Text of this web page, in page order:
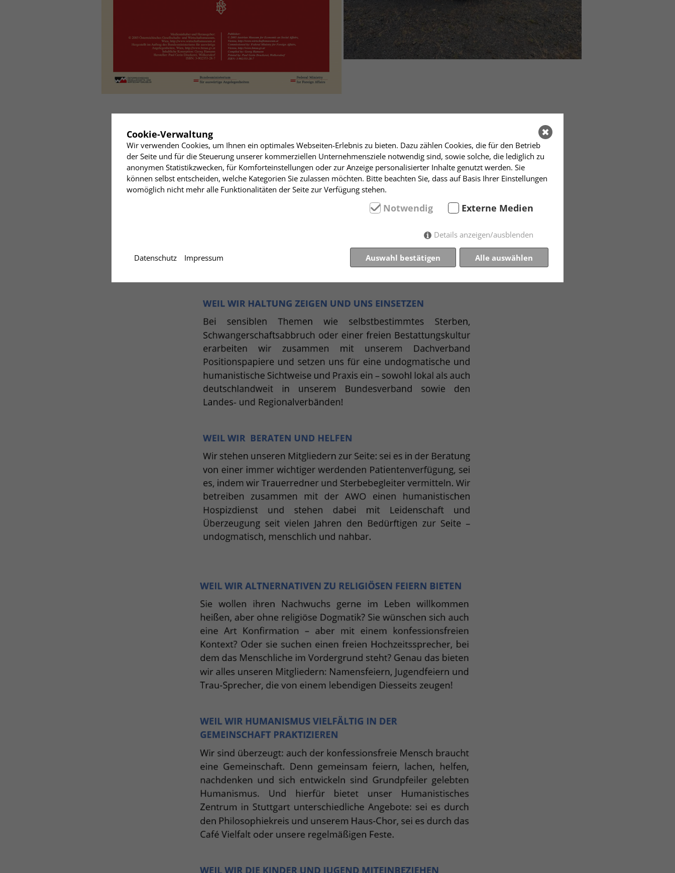
Cookie-Verwaltung
Wir verwenden Cookies, um Ihnen ein optimales Webseiten-Erlebnis zu bieten. Dazu zählen Cookies, die für den Betrieb
der Seite und für die Steuerung unserer kommerziellen Unternehmensziele notwendig sind, sowie solche, die lediglich zu
anonymen Statistikzwecken, für Komforteinstellungen oder zur Anzeige personalisierter Inhalte genutzt werden. Sie
können selbst entscheiden, welche Kategorien Sie zulassen möchten. Bitte beachten Sie, dass auf Basis Ihrer Einstellungen
womöglich nicht mehr alle Funktionalitäten der Seite zur Verfügung stehen.
Notwendig Externe Medien
Details anzeigen/ausblenden
Auswahl bestätigen Alle auswählen
Datenschutz Impressum